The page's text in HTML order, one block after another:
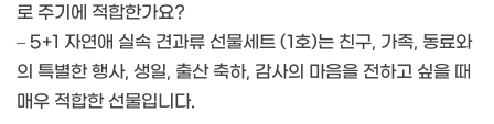
로 주기에 적합한가요?
– 5+1 자연애 실속 견과류 선물세트 (1호)는 친구, 가족, 동료와
의 특별한 행사, 생일, 출산 축하, 감사의 마음을 전하고 싶을 때
매우 적합한 선물입니다.